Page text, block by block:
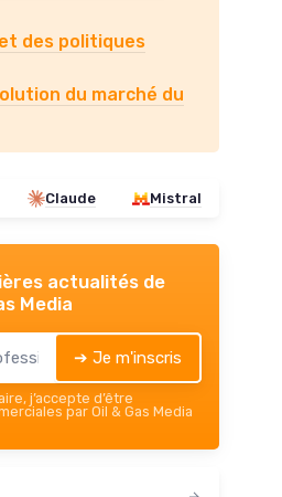
des politiques
du marché du
Claude Mistral
actualités de
Media
➔ Je m'inscris
j’accepte d’être
par Oil & Gas Media